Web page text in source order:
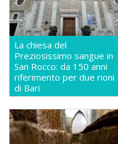
La chiesa del
Preziosissimo sangue in
San Rocco: da 150 anni
riferimento per due rioni
di Bari